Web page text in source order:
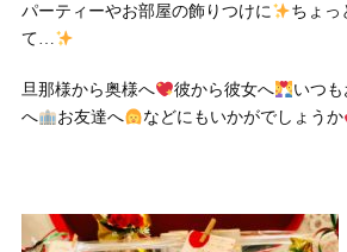
パーティーやお部屋の飾りつけに
ちょっ
て…
旦那様から奥様へ 彼から彼女へ
いつ
へ
お友達へ などにもいかがでしょうか